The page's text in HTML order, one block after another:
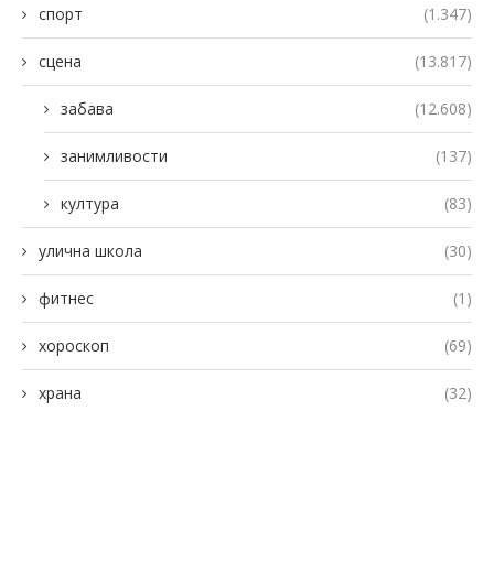
спорт (1.347)
сцена (13.817)
забава (12.608)
занимливости (137)
култура (83)
улична школа (30)
фитнес (1)
хороскоп (69)
храна (32)